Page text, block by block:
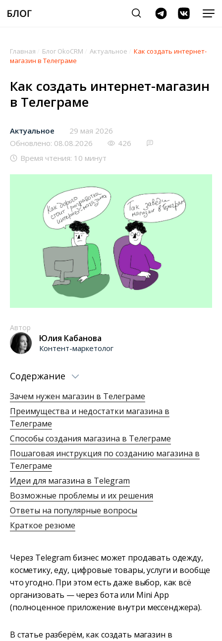
Главная Блог OkoCRM Актуальное
Как создать интернет-
магазин в Телеграме
Как создать интернет-магазин
в Телеграме
Актуальное
29 мая 2026
Обновлено: 08.08.2026
426
Время чтения: 10 минут
Автор
Юлия Кабанова
Контент-маркетолог
Содержание
Зачем нужен магазин в Телеграме
Преимущества и недостатки магазина в
Телеграме
Способы создания магазина в Телеграме
Пошаговая инструкция по созданию магазина в
Телеграме
Идеи для магазина в Telegram
Возможные проблемы и их решения
Ответы на популярные вопросы
Краткое резюме
Через Telegram бизнес может продавать одежду,
косметику, еду, цифровые товары, услуги и вообще
что угодно. При этом есть даже выбор, как всё
организовать — через бота или Mini App
(полноценное приложение внутри мессенджера).
В статье разберём, как создать магазин в